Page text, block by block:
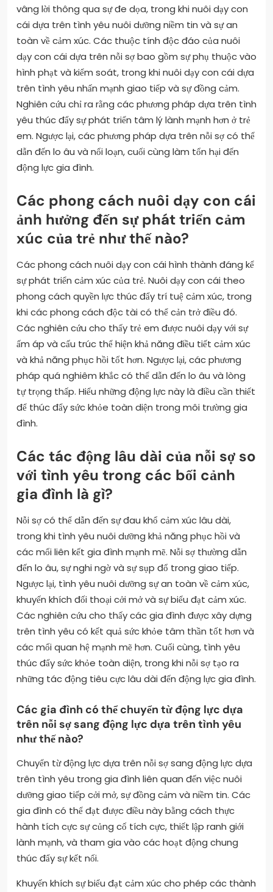
vâng lời thông qua sự đe dọa, trong khi nuôi dạy con
cái dựa trên tình yêu nuôi dưỡng niềm tin và sự an
toàn về cảm xúc. Các thuộc tính độc đáo của nuôi
dạy con cái dựa trên nỗi sợ bao gồm sự phụ thuộc vào
hình phạt và kiểm soát, trong khi nuôi dạy con cái dựa
trên tình yêu nhấn mạnh giao tiếp và sự đồng cảm.
Nghiên cứu chỉ ra rằng các phương pháp dựa trên tình
yêu thúc đẩy sự phát triển tâm lý lành mạnh hơn ở trẻ
em. Ngược lại, các phương pháp dựa trên nỗi sợ có thể
dẫn đến lo âu và nổi loạn, cuối cùng làm tổn hại đến
động lực gia đình.
Các phong cách nuôi dạy con cái
ảnh hưởng đến sự phát triển cảm
xúc của trẻ như thế nào?
Các phong cách nuôi dạy con cái hình thành đáng kể
sự phát triển cảm xúc của trẻ. Nuôi dạy con cái theo
phong cách quyền lực thúc đẩy trí tuệ cảm xúc, trong
khi các phong cách độc tài có thể cản trở điều đó.
Các nghiên cứu cho thấy trẻ em được nuôi dạy với sự
ấm áp và cấu trúc thể hiện khả năng điều tiết cảm xúc
và khả năng phục hồi tốt hơn. Ngược lại, các phương
pháp quá nghiêm khắc có thể dẫn đến lo âu và lòng
tự trọng thấp. Hiểu những động lực này là điều cần thiết
để thúc đẩy sức khỏe toàn diện trong môi trường gia
đình.
Các tác động lâu dài của nỗi sợ so
với tình yêu trong các bối cảnh
gia đình là gì?
Nỗi sợ có thể dẫn đến sự đau khổ cảm xúc lâu dài,
trong khi tình yêu nuôi dưỡng khả năng phục hồi và
các mối liên kết gia đình mạnh mẽ. Nỗi sợ thường dẫn
đến lo âu, sự nghi ngờ và sự sụp đổ trong giao tiếp.
Ngược lại, tình yêu nuôi dưỡng sự an toàn về cảm xúc,
khuyến khích đối thoại cởi mở và sự biểu đạt cảm xúc.
Các nghiên cứu cho thấy các gia đình được xây dựng
trên tình yêu có kết quả sức khỏe tâm thần tốt hơn và
các mối quan hệ mạnh mẽ hơn. Cuối cùng, tình yêu
thúc đẩy sức khỏe toàn diện, trong khi nỗi sợ tạo ra
những tác động tiêu cực lâu dài đến động lực gia đình.
Các gia đình có thể chuyển từ động lực dựa
trên nỗi sợ sang động lực dựa trên tình yêu
như thế nào?
Chuyển từ động lực dựa trên nỗi sợ sang động lực dựa
trên tình yêu trong gia đình liên quan đến việc nuôi
dưỡng giao tiếp cởi mở, sự đồng cảm và niềm tin. Các
gia đình có thể đạt được điều này bằng cách thực
hành tích cực sự củng cố tích cực, thiết lập ranh giới
lành mạnh, và tham gia vào các hoạt động chung
thúc đẩy sự kết nối.
Khuyến khích sự biểu đạt cảm xúc cho phép các thành